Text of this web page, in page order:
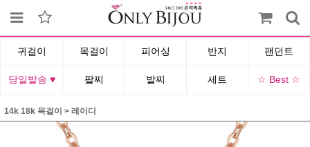
귀걸이 목걸이 피어싱 반지 팬던트
당일발송 ♥ 팔찌 발찌 세트 ☆ Best ☆
14k 18k 목걸이 > 레이디